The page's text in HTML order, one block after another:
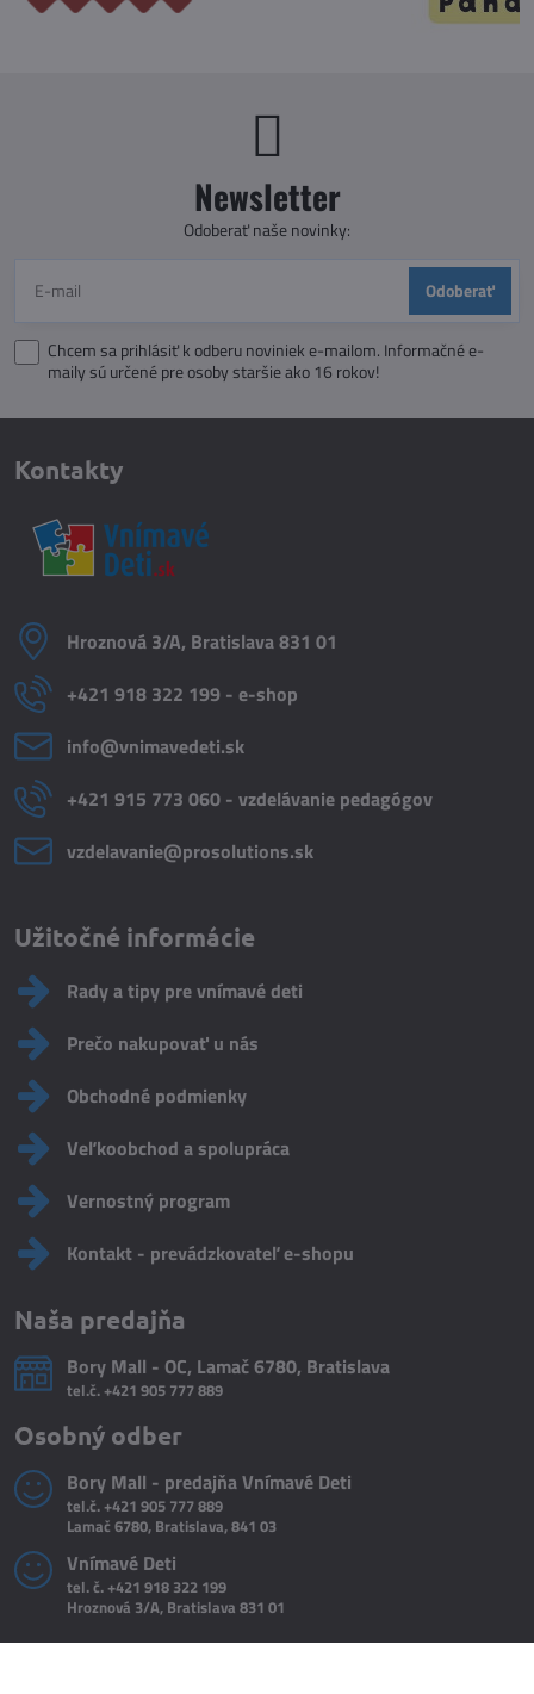
Newsletter
Odoberať naše novinky:
Odoberať
Chcem sa prihlásiť k odberu noviniek e-mailom. Informačné e-
maily sú určené pre osoby staršie ako 16 rokov!
Kontakty
Hroznová 3/A, Bratislava 831 01
+421 918 322 199 - e-shop
info​@vnimavedeti​.sk
+421 915 773 060 - vzdelávanie pedagógov
vzdelavanie​@prosolutions​.sk
Užitočné informácie
Rady a tipy pre vnímavé deti
Prečo nakupovať u nás
Obchodné podmienky
Veľkoobchod a spolupráca
Vernostný program
Kontakt - prevádzkovateľ e-shopu
Naša predajňa
Bory Mall - OC, Lamač 6780, Bratislava
tel.č.+421 905 777 889
Osobný odber
Bory Mall - predajňa Vnímavé Deti
tel.č.+421 905 777 889
Lamač 6780, Bratislava, 841 03
Vnímavé Deti
tel. č.+421 918 322 199
Hroznová 3/A, Bratislava 831 01